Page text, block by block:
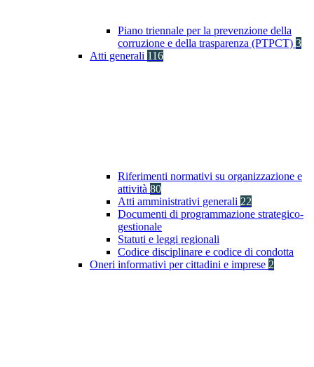
Piano triennale per la prevenzione della
corruzione e della trasparenza (PTPCT) 3
Atti generali 116
Riferimenti normativi su organizzazione e
attività 80
Atti amministrativi generali 22
Documenti di programmazione strategico-
gestionale
Statuti e leggi regionali
Codice disciplinare e codice di condotta
Oneri informativi per cittadini e imprese 2